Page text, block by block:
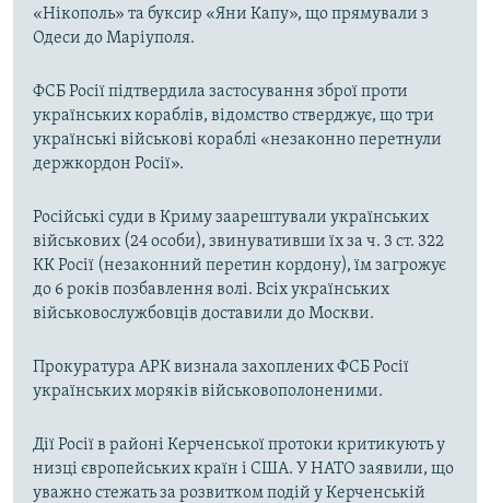
«Нікополь» та буксир «Яни Капу», що прямували з
Одеси до Маріуполя.
ФСБ Росії підтвердила застосування зброї проти
українських кораблів, відомство стверджує, що три
українські військові кораблі «незаконно перетнули
держкордон Росії».
Російські суди в Криму заарештували українських
військових (24 особи), звинувативши їх за ч. 3 ст. 322
КК Росії (незаконний перетин кордону), їм загрожує
до 6 років позбавлення волі. Всіх українських
військовослужбовців доставили до Москви.
Прокуратура АРК визнала захоплених ФСБ Росії
українських моряків військовополоненими.
Дії Росії в районі Керченської протоки критикують у
низці європейських країн і США. У НАТО заявили, що
уважно стежать за розвитком подій у Керченській